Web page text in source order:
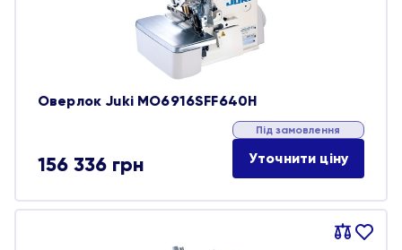
Оверлок Juki MO6916SFF640H
156 336 грн
Під замовлення
Уточнити ціну
Порівняти
В